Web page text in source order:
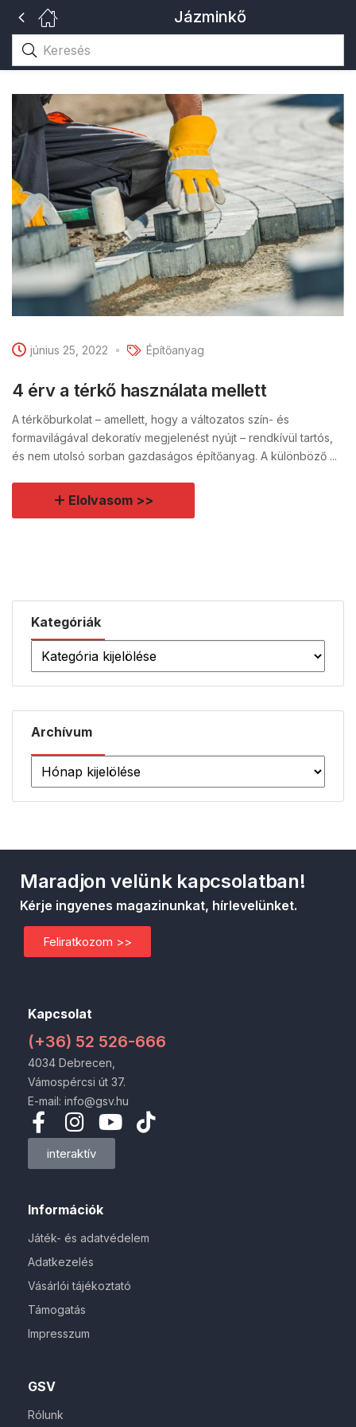
Jázminkő
Kategóriák
Archívum
június 25, 2022 Építőanyag
4 érv a térkő használata mellett
A térkőburkolat – amellett, hogy a változatos szín- és
formavilágával dekoratív megjelenést nyújt – rendkívül tartós,
és nem utolsó sorban gazdaságos építőanyag. A különböző ...
Elolvasom >>
GSV
Rólunk
Információk
Játék- és adatvédelem
Adatkezelés
Vásárlói tájékoztató
Támogatás
Impresszum
Kapcsolat
(+36) 52 526-666
4034 Debrecen,
Vámospércsi út 37.
E-mail: info@gsv.hu
interaktív
Maradjon velünk kapcsolatban!
Kérje ingyenes magazinunkat, hírlevelünket.
Feliratkozom >>